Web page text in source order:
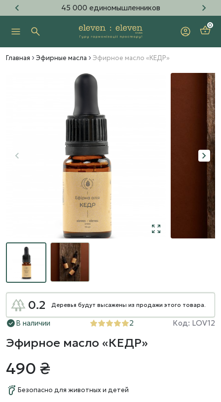
45 000 единомышленников
0
Главная Эфирные масла Эфирное масло «КЕДР»
0.2 Деревья будут высажены из продажи этого товара.
В наличии 2 Код: LOV12
Эфирное масло «КЕДР»
490 ₴
Безопасно для животных и детей